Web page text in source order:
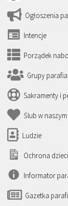
Ogłoszenia
Intencje
Porządek
Grupy
Sakramenty i
Ślub w
Ludzie
Ochrona
Informator
Gazetka